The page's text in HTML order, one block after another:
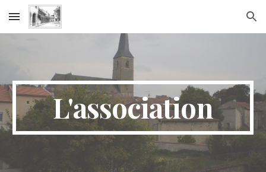
Skip to main content Skip to navigation
L'association